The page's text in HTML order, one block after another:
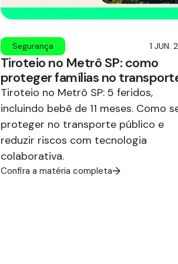
Segurança 1 JUN.
Tiroteio no Metrô SP: como
proteger famílias no
Tiroteio no Metrô SP: 5 feridos,
incluindo bebê de 11 meses. Como
proteger no transporte público e
reduzir riscos com tecnologia
colaborativa.
Confira a matéria completa